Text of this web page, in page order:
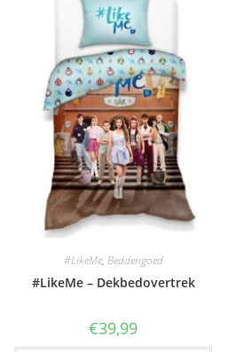
#LikeMe, Beddengoed
#LikeMe – Dekbedovertrek
€39,99